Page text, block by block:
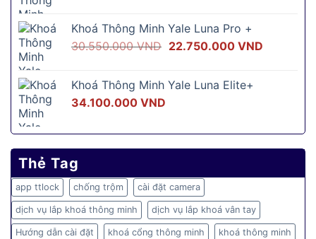
16.500.000 VND.
Khoá Thông Minh Yale Luna Pro +
30.550.000VND Giá
30.550.000 VND.
22.750.000 VNDGiá
Khoá Thông Minh Yale Luna Elite+
34.100.000 VND
Thẻ Tag
app ttlock chống trộm cài đặt camera
dịch vụ lắp khoá thông minh dịch vụ lắp khoá vân tay
Hướng dẫn cài đặt khoá cổng thông minh khoá thông minh